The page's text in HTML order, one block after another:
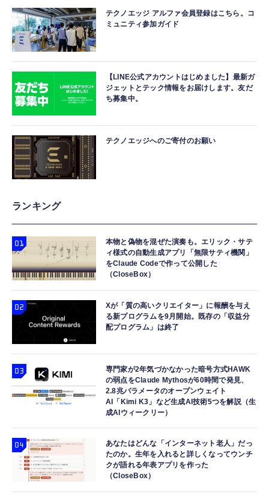
テクノエッジ アルファ会員登録はこちら。コ
ミュニティ参加ガイド
【LINE公式アカウントはじめました】最新ガ
ジェットとテック情報をお届けします。友だ
ち募集中。
テクノエッジへのご寄付のお願い
ランキング
本物と偽物を混ぜた演奏も。エリック・サテ
ィ様式の自動生成アプリ「無限サティ機関」
をClaude Codeで作って公開した
（CloseBox）
Xが「質の高いクリエイター」に報酬を与え
る新プログラムを9月開始。既存の「収益分
配プログラム」は終了
専門家が2年気づかなかった暗号方式HAWK
の弱点をClaude Mythosが60時間で発見、
2.8兆パラメータのオープンウェイト
AI「Kimi K3」など生成AI技術5つを解説（生
成AIウィークリー）
あなたはどんな「インターネット老人」だっ
たのか。生年を入れると詳しくなってウンチ
クが語れる年表アプリを作った
（CloseBox）